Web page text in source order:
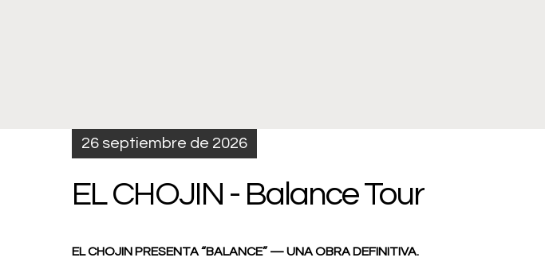
26 septiembre de 2026
EL CHOJIN - Balance Tour
EL CHOJIN PRESENTA “BALANCE” — UNA OBRA DEFINITIVA.